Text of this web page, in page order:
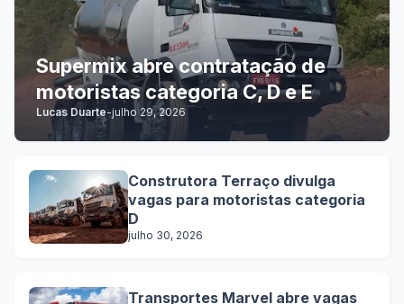
Supermix abre contratação de
motoristas categoria C, D e E
Lucas Duarte-julho 29, 2026
Construtora Terraço divulga
vagas para motoristas categoria
D
julho 30, 2026
Transportes Marvel abre vagas